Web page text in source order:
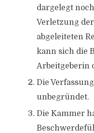
dargelegt
Verletzung der
abgeleiteten
kann sich die
Arbeitgeberin
Die
unbegründet.
Die Kammer